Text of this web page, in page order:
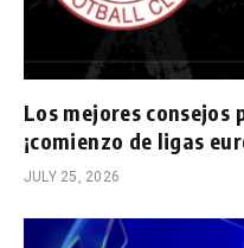
Los mejores
¡comienzo de ligas
JULY 25, 2026